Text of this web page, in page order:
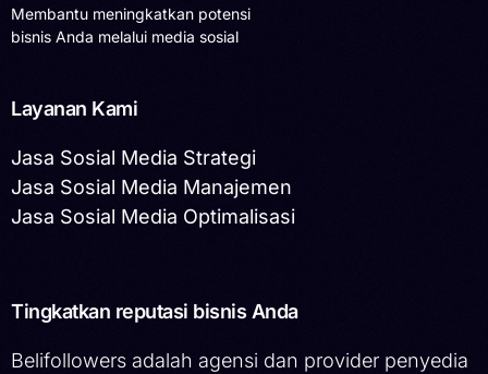
Membantu meningkatkan potensi
bisnis Anda melalui media sosial
Layanan Kami
Jasa Sosial Media Strategi
Jasa Sosial Media Manajemen
Jasa Sosial Media Optimalisasi
Tingkatkan reputasi bisnis Anda
Belifollowers adalah agensi dan provider penyedia